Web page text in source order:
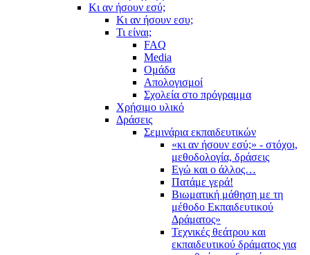
Κι αν ήσουν εσύ;
Κι αν ήσουν εσυ;
Τι είναι;
FAQ
Media
Ομάδα
Απολογισμοί
Σχολεία στο πρόγραμμα
Χρήσιμο υλικό
Δράσεις
Σεμινάρια εκπαιδευτικών
«κι αν ήσουν εσύ;» - στόχοι,
μεθοδολογία, δράσεις
Εγώ και ο άλλος…
Πατάμε γερά!
Βιωματική μάθηση με τη
μέθοδο Εκπαιδευτικού
Δράματος»
Τεχνικές θεάτρου και
εκπαιδευτικού δράματος για